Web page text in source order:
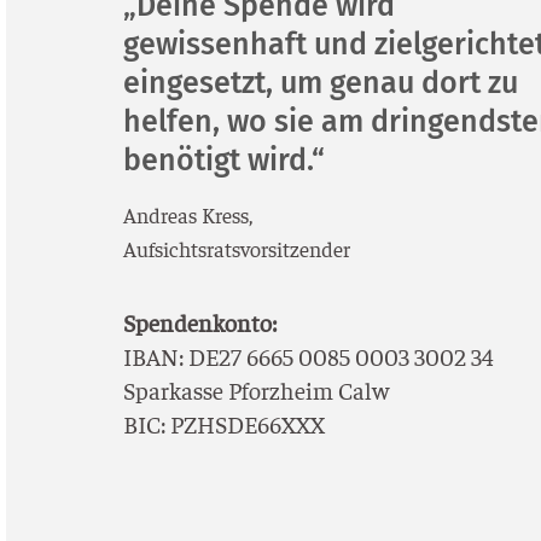
gewissenhaft und
eingesetzt, um genau dort zu
helfen, wo sie am
benötigt wird.“
Andre­as Kress,
Auf­sichts­rats­vor­sit­zen­der
Spen­den­kon­to:
IBAN: DE27 6665 0085 0003 3002 34
Spar­kas­se Pforz­heim Calw
BIC: PZHSDE66XXX